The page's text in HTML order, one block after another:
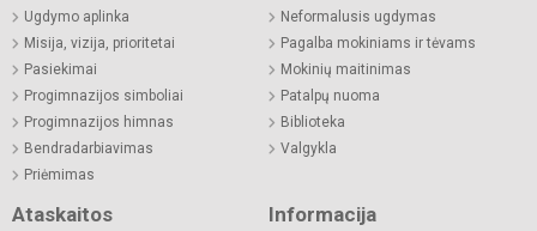
Ugdymo aplinka
Misija, vizija, prioritetai
Pasiekimai
Progimnazijos simboliai
Progimnazijos himnas
Bendradarbiavimas
Priėmimas
Neformalusis ugdymas
Pagalba mokiniams ir tėvams
Mokinių maitinimas
Patalpų nuoma
Biblioteka
Valgykla
Ataskaitos Informacija